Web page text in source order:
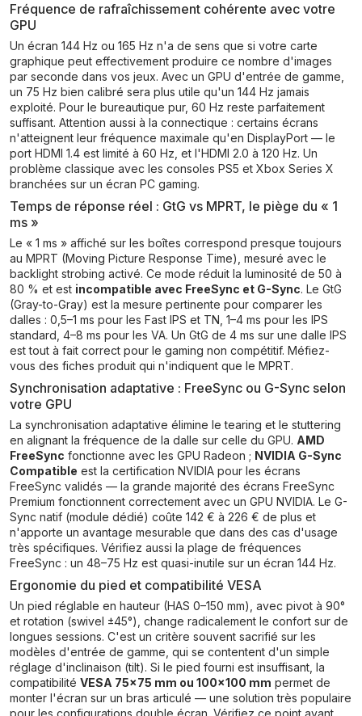
Fréquence de rafraîchissement cohérente avec votre
GPU
Un écran 144 Hz ou 165 Hz n'a de sens que si votre carte
graphique peut effectivement produire ce nombre d'images
par seconde dans vos jeux. Avec un GPU d'entrée de gamme,
un 75 Hz bien calibré sera plus utile qu'un 144 Hz jamais
exploité. Pour le bureautique pur, 60 Hz reste parfaitement
suffisant. Attention aussi à la connectique : certains écrans
n'atteignent leur fréquence maximale qu'en DisplayPort — le
port HDMI 1.4 est limité à 60 Hz, et l'HDMI 2.0 à 120 Hz. Un
problème classique avec les consoles PS5 et Xbox Series X
branchées sur un écran PC gaming.
Temps de réponse réel : GtG vs MPRT, le piège du « 1
ms »
Le « 1 ms » affiché sur les boîtes correspond presque toujours
au MPRT (Moving Picture Response Time), mesuré avec le
backlight strobing activé. Ce mode réduit la luminosité de 50 à
80 % et est incompatible avec FreeSync et G-Sync. Le GtG
(Gray-to-Gray) est la mesure pertinente pour comparer les
dalles : 0,5–1 ms pour les Fast IPS et TN, 1–4 ms pour les IPS
standard, 4–8 ms pour les VA. Un GtG de 4 ms sur une dalle IPS
est tout à fait correct pour le gaming non compétitif. Méfiez-
vous des fiches produit qui n'indiquent que le MPRT.
Synchronisation adaptative : FreeSync ou G-Sync selon
votre GPU
La synchronisation adaptative élimine le tearing et le stuttering
en alignant la fréquence de la dalle sur celle du GPU. AMD
FreeSync fonctionne avec les GPU Radeon ; NVIDIA G-Sync
Compatible est la certification NVIDIA pour les écrans
FreeSync validés — la grande majorité des écrans FreeSync
Premium fonctionnent correctement avec un GPU NVIDIA. Le G-
Sync natif (module dédié) coûte 142 € à 226 € de plus et
n'apporte un avantage mesurable que dans des cas d'usage
très spécifiques. Vérifiez aussi la plage de fréquences
FreeSync : un 48–75 Hz est quasi-inutile sur un écran 144 Hz.
Ergonomie du pied et compatibilité VESA
Un pied réglable en hauteur (HAS 0–150 mm), avec pivot à 90°
et rotation (swivel ±45°), change radicalement le confort sur de
longues sessions. C'est un critère souvent sacrifié sur les
modèles d'entrée de gamme, qui se contentent d'un simple
réglage d'inclinaison (tilt). Si le pied fourni est insuffisant, la
compatibilité VESA 75×75 mm ou 100×100 mm permet de
monter l'écran sur un bras articulé — une solution très populaire
pour les configurations double écran. Vérifiez ce point avant